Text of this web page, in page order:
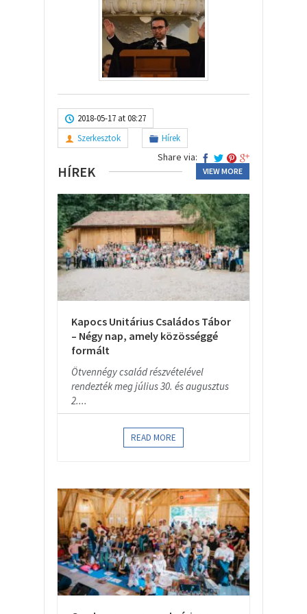
2018-05-17 at 08:27
Szerkesztok
Hírek
Share via:
HÍREK VIEW MORE
Kapocs Unitárius Családos Tábor
– Négy nap, amely közösséggé
formált
Ötvennégy család részvételével
rendezték meg július 30. és augusztus
2....
READ MORE